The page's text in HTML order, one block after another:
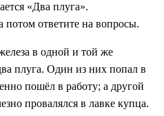
«Два плуга».
ответите на вопросы.
в одной и той же
плуга. Один из них попал в
пошёл в работу; а другой
провалялся в лавке купца.